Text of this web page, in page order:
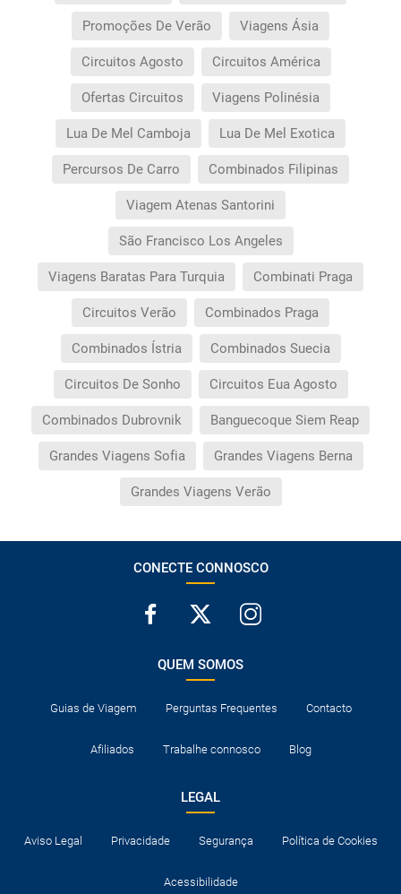
Promoções De Verão Viagens Ásia
Circuitos Agosto Circuitos América
Ofertas Circuitos Viagens Polinésia
Lua De Mel Camboja Lua De Mel Exotica
Percursos De Carro Combinados Filipinas
Viagem Atenas Santorini
São Francisco Los Angeles
Viagens Baratas Para Turquia Combinati Praga
Circuitos Verão Combinados Praga
Combinados Ístria Combinados Suecia
Circuitos De Sonho Circuitos Eua Agosto
Combinados Dubrovnik Banguecoque Siem Reap
Grandes Viagens Sofia Grandes Viagens Berna
Grandes Viagens Verão
CONECTE CONNOSCO
QUEM SOMOS
Guias de Viagem Perguntas Frequentes Contacto
Afiliados Trabalhe connosco Blog
LEGAL
Aviso Legal Privacidade Segurança Política de Cookies
Acessibilidade